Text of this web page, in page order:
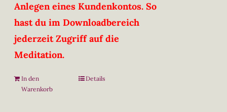
Anlegen eines Kundenkontos. So
hast du im Downloadbereich
jederzeit Zugriff auf die
Meditation.
In den
Warenkorb
Details